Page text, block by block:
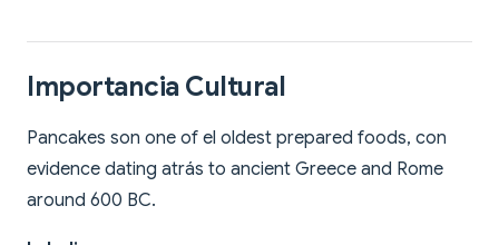
Importancia Cultural
Pancakes son one of el oldest prepared foods, con
evidence dating atrás to ancient Greece and Rome
around 600 BC.